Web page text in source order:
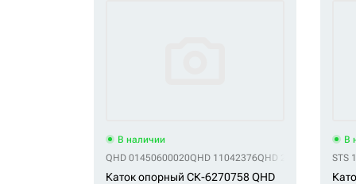
В наличии
QHD 01450600020QHD 11042376QHD 2-3823 QHD
Каток опорный СК-6270758 QHD
В
STS